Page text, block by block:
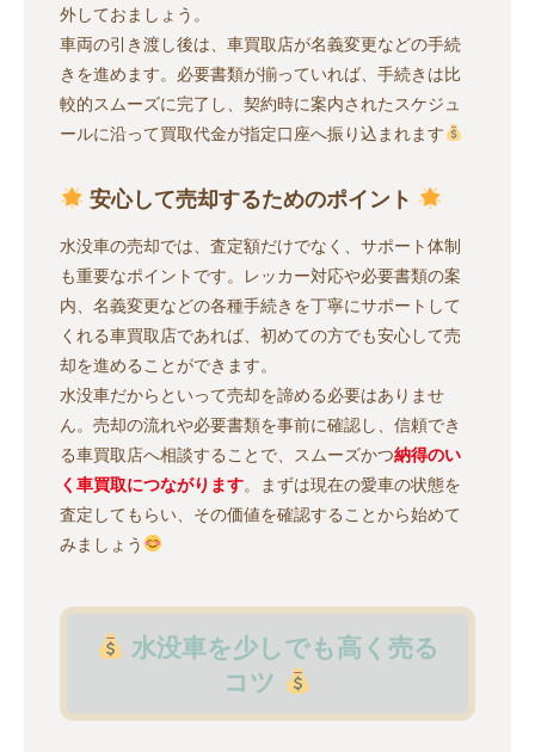
外しておましょう。
車両の引き渡し後は、車買取店が名義変更などの手続
きを進めます。必要書類が揃っていれば、手続きは比
較的スムーズに完了し、契約時に案内されたスケジュ
ールに沿って買取代金が指定口座へ振り込まれます
安心して売却するためのポイント
水没車の売却では、査定額だけでなく、サポート体制
も重要なポイントです。レッカー対応や必要書類の案
内、名義変更などの各種手続きを丁寧にサポートして
くれる車買取店であれば、初めての方でも安心して売
却を進めることができます。
水没車だからといって売却を諦める必要はありませ
ん。売却の流れや必要書類を事前に確認し、信頼でき
る車買取店へ相談することで、スムーズかつ納得のい
く車買取につながります。まずは現在の愛車の状態を
査定してもらい、その価値を確認することから始めて
みましょう
水没車を少しでも高く売る
コツ